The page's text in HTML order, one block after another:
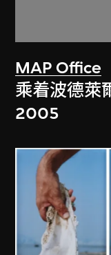
MAP Office
乘着波德萊
2005